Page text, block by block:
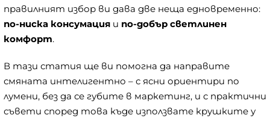
правилният избор ви дава две неща едновременно:
по-ниска консумация и по-добър светлинен
комфорт.
В тази статия ще ви помогна да направите
смяната интелигентно – с ясни ориентири по
лумени, без да се губите в маркетинг, и с практични
съвети според това къде използвате крушките у